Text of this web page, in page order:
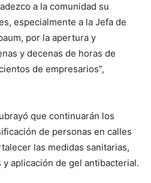
a la comunidad su
especialmente a la Jefa de
por la apertura y
y decenas de horas de
de empresarios”,
que continuarán los
de personas en calles
las medidas sanitarias,
aplicación de gel antibacterial.